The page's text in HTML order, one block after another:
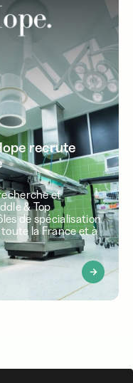
recrute
et
& Top
de spécialisation
la France et à